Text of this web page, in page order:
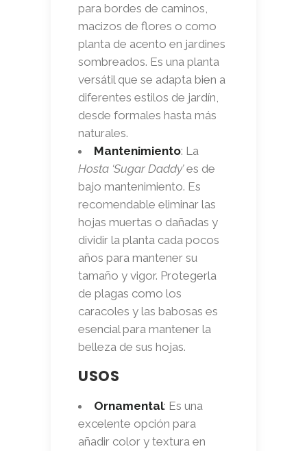
para bordes de caminos,
macizos de flores o como
planta de acento en jardines
sombreados. Es una planta
versátil que se adapta bien a
diferentes estilos de jardín,
desde formales hasta más
naturales.
Mantenimiento: La
Hosta ‘Sugar Daddy’es de
bajo mantenimiento. Es
recomendable eliminar las
hojas muertas o dañadas y
dividir la planta cada pocos
años para mantener su
tamaño y vigor. Protegerla
de plagas como los
caracoles y las babosas es
esencial para mantener la
belleza de sus hojas.
USOS
Ornamental: Es una
excelente opción para
añadir color y textura en